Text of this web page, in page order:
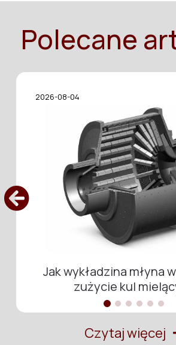
Polecane
2026-08-04
Jak wykładzina młyna
zużycie kul
Czytaj więcej